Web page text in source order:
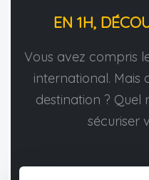
EN 1H,
Vous avez compris
international. Mais
destination ?
sécuriser